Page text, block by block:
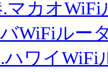
マカオWiFi
WiFiルー
ハワイWiFi